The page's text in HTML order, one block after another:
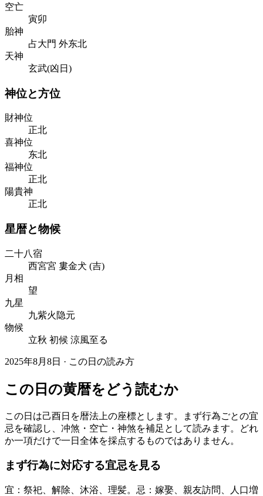
空亡
寅卯
胎神
占大門 外东北
天神
玄武(凶日)
神位と方位
財神位
正北
喜神位
东北
福神位
正北
陽貴神
正北
星暦と物候
二十八宿
西宮宮 婁金犬 (吉)
月相
望
九星
九紫火隐元
物候
立秋 初候 涼風至る
2025年8月8日 · この日の読み方
この日の黄暦をどう読むか
この日は己酉日を暦法上の座標とします。まず行為ごとの宜
忌を確認し、冲煞・空亡・神煞を補足として読みます。どれ
か一項だけで一日全体を採点するものではありません。
まず行為に対応する宜忌を見る
宜：祭祀、解除、沐浴、理髪。忌：嫁娶、親友訪問、人口増